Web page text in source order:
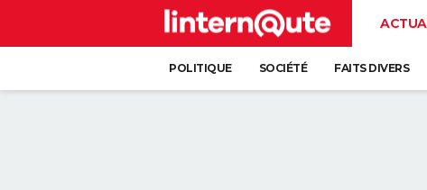
POLITIQUE SOCIÉTÉ FAITS DIVERS